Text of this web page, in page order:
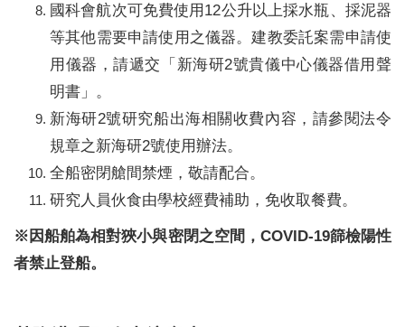
國科會航次可免費使用12公升以上採水瓶、採泥器
等其他需要申請使用之儀器。建教委託案需申請使
用儀器 ，請遞交「新海研2號貴儀中心儀器借用聲
明書」。
新海研2號研究船出海相關收費內容，請參閱法令
規章之新海研2號使用辦法。
全船密閉艙間禁煙，敬請配合。
研究人員伙食由學校經費補助，免收取餐費。
※ 因船舶為相對狹小與密閉之空間，COVID-19篩檢陽性
者禁止登船。